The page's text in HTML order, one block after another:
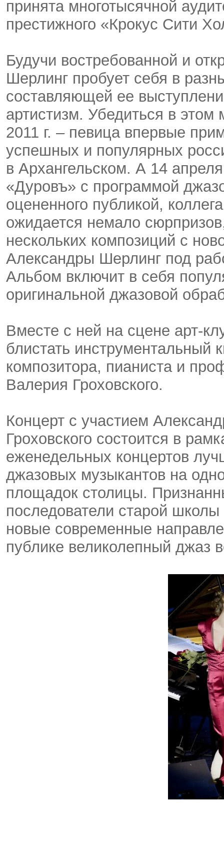
принята многотысячной
престижного «Крокус Сити
Будучи востребованной и
Шерлинг пробует себя в
составляющей ее
артистизм. Убедиться в
2011 г. – певица впервые
успешных и популярных
в Архангельском. А 14
«Дуровъ» с программой
оцененного публикой,
ожидается немало
нескольких композиций с
Александры Шерлинг под
Альбом включит в себя
оригинальной джазовой
Вместе с ней на сцене арт-
блистать инструментальный
композитора, пианиста и
Валерия Гроховского.
Концерт с участием
Гроховского состоится в
еженедельных концертов
джазовых музыкантов на
площадок столицы.
последователи старой
новые современные
публике великолепный джаз